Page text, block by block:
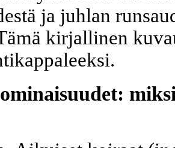
ja juhlan
kirjallinen